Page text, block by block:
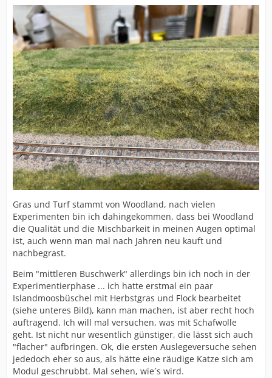
Gras und Turf stammt von Woodland, nach vielen
Experimenten bin ich dahingekommen, dass bei Woodland
die Qualität und die Mischbarkeit in meinen Augen optimal
ist, auch wenn man mal nach Jahren neu kauft und
nachbegrast.
Beim "mittleren Buschwerk" allerdings bin ich noch in der
Experimentierphase ... ich hatte erstmal ein paar
Islandmoosbüschel mit Herbstgras und Flock bearbeitet
(siehe unteres Bild), kann man machen, ist aber recht hoch
auftragend. Ich will mal versuchen, was mit Schafwolle
geht. Ist nicht nur wesentlich günstiger, die lässt sich auch
"flacher" aufbringen. Ok, die ersten Auslegeversuche sehen
jededoch eher so aus, als hätte eine räudige Katze sich am
Modul geschrubbt. Mal sehen, wie´s wird.